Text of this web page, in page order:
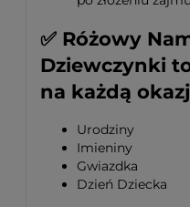
✅ Różowy
Dziewczynki
na każdą
Urodziny
Imieniny
Gwiazdka
Dzień Dziecka